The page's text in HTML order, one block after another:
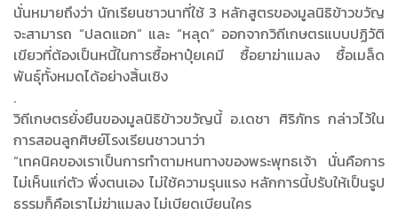
นั่นหมายถึงว่า นักเรียนชาวนาที่ใช้ 3 หลักสูตรของมูลนิธิข้าวขวัญ
จะสามารถ “ปลดแอก” และ “หลุด” ออกจากวิถีเกษตรแบบปฏิวัติ
เขียวที่ต้องเป็นหนี้ในการซื้อหาปุ๋ยเคมี ซื้อยาฆ่าแมลง ซื้อเมล็ด
พันธุ์ทั้งหมดได้อย่างสิ้นเชิง
.
วิถีเกษตรยั่งยืนของมูลนิธิข้าวขวัญนี้ อ.เดชา ศิริภัทร กล่าวไว้ใน
การสอนลูกศิษย์โรงเรียนชาวนาว่า
“เทคนิคของเราเป็นการทำตามหนทางของพระพุทธเจ้า นั่นคือการ
ไม่เห็นแก่ตัว พึ่งตนเอง ไม่ใช้ความรุนแรง หลักการนี้ปรับให้เป็นรูป
ธรรมก็คือเราไม่ฆ่าแมลง ไม่เบียดเบียนใคร